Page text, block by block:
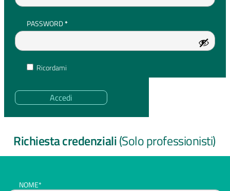
PASSWORD*RICHIESTO
Ricordami
Accedi
Richiesta credenziali(Solo professionisti)
NOME*